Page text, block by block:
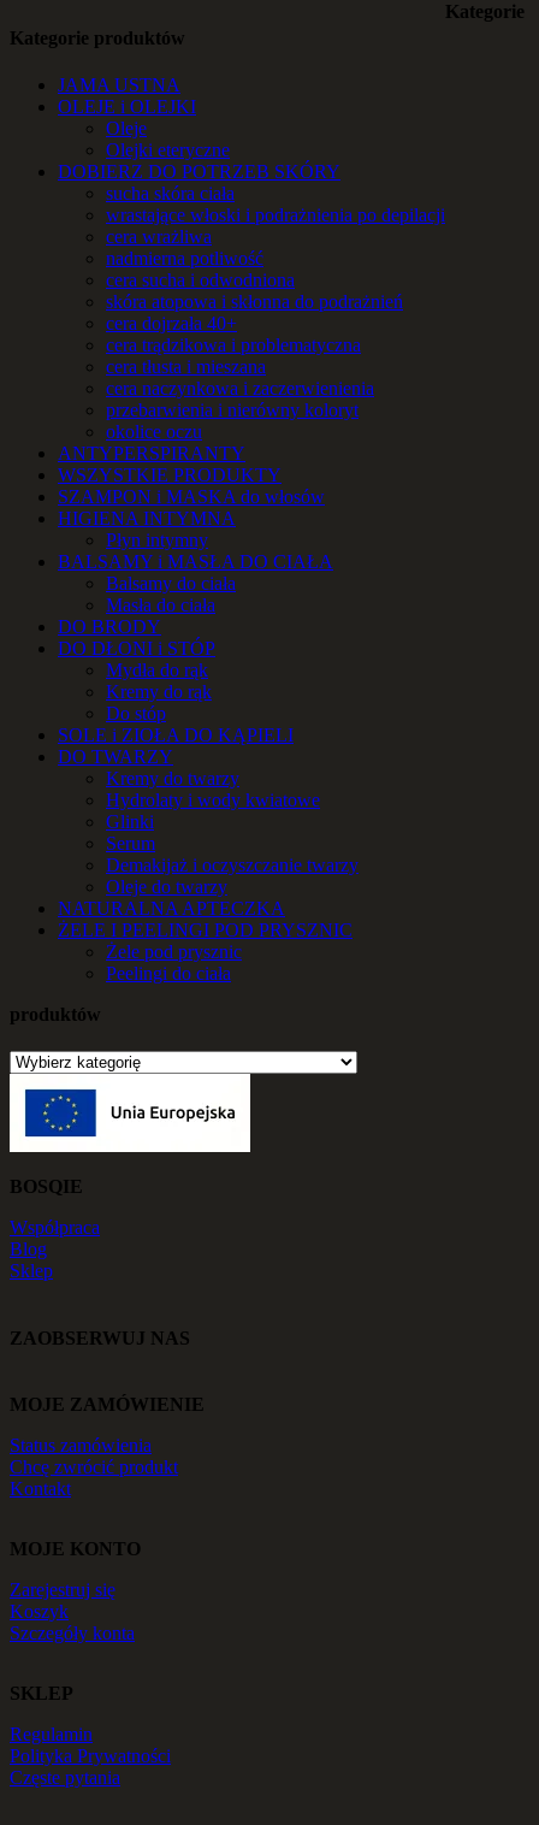
Kategorie produktów
JAMA USTNA
OLEJE i OLEJKI
Oleje
Olejki eteryczne
DOBIERZ DO POTRZEB SKÓRY
sucha skóra ciała
wrastające włoski i podrażnienia po depilacji
cera wrażliwa
nadmierna potliwość
cera sucha i odwodniona
skóra atopowa i skłonna do podrażnień
cera dojrzała 40+
cera trądzikowa i problematyczna
cera tłusta i mieszana
cera naczynkowa i zaczerwienienia
przebarwienia i nierówny koloryt
okolice oczu
ANTYPERSPIRANTY
WSZYSTKIE PRODUKTY
SZAMPON i MASKA do włosów
HIGIENA INTYMNA
Płyn intymny
BALSAMY i MASŁA DO CIAŁA
Balsamy do ciała
Masła do ciała
DO BRODY
DO DŁONI i STÓP
Mydła do rąk
Kremy do rąk
Do stóp
SOLE i ZIOŁA DO KĄPIELI
DO TWARZY
Kremy do twarzy
Hydrolaty i wody kwiatowe
Glinki
Serum
Demakijaż i oczyszczanie twarzy
Oleje do twarzy
NATURALNA APTECZKA
ŻELE I PEELINGI POD PRYSZNIC
Żele pod prysznic
Peelingi do ciała
Kategorie
produktów
BOSQIE
Współpraca
Blog
Sklep
ZAOBSERWUJ NAS
MOJE ZAMÓWIENIE
Status zamówienia
Chcę zwrócić produkt
Kontakt
MOJE KONTO
Zarejestruj się
Koszyk
Szczegóły konta
SKLEP
Regulamin
Polityka Prywatności
Częste pytania